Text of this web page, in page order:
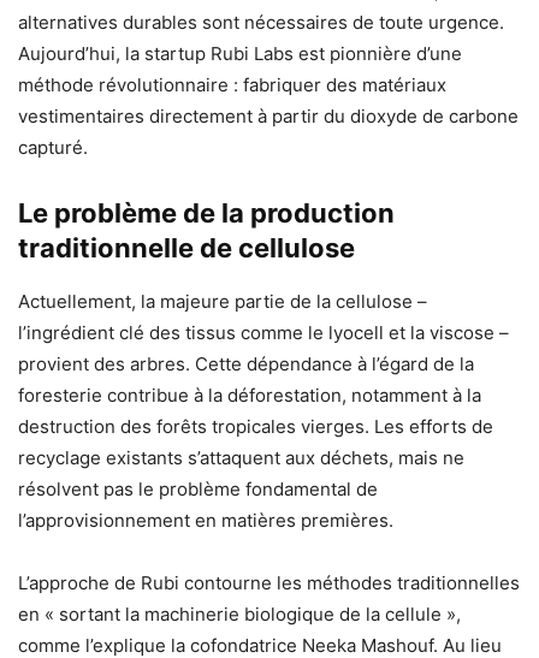
alternatives durables sont nécessaires de toute urgence.
Aujourd’hui, la startup Rubi Labs est pionnière d’une
méthode révolutionnaire : fabriquer des matériaux
vestimentaires directement à partir du dioxyde de carbone
capturé.
Le problème de la production
traditionnelle de cellulose
Actuellement, la majeure partie de la cellulose –
l’ingrédient clé des tissus comme le lyocell et la viscose –
provient des arbres. Cette dépendance à l’égard de la
foresterie contribue à la déforestation, notamment à la
destruction des forêts tropicales vierges. Les efforts de
recyclage existants s’attaquent aux déchets, mais ne
résolvent pas le problème fondamental de
l’approvisionnement en matières premières.
L’approche de Rubi contourne les méthodes traditionnelles
en « sortant la machinerie biologique de la cellule »,
comme l’explique la cofondatrice Neeka Mashouf. Au lieu